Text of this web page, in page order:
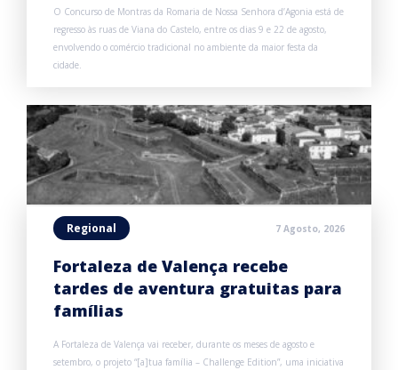
O Concurso de Montras da Romaria de Nossa Senhora d’Agonia está de
regresso às ruas de Viana do Castelo, entre os dias 9 e 22 de agosto,
envolvendo o comércio tradicional no ambiente da maior festa da
cidade.
Regional 7 Agosto, 2026
Fortaleza de Valença recebe
tardes de aventura gratuitas para
famílias
A Fortaleza de Valença vai receber, durante os meses de agosto e
setembro, o projeto “[a]tua família – Challenge Edition”, uma iniciativa